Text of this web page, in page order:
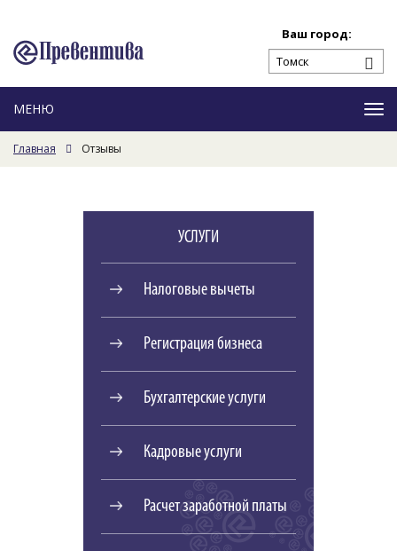
Ваш город:
Главная Отзывы
УСЛУГИ
Налоговые вычеты
Регистрация бизнеса
Бухгалтерские услуги
Кадровые услуги
Расчет заработной платы